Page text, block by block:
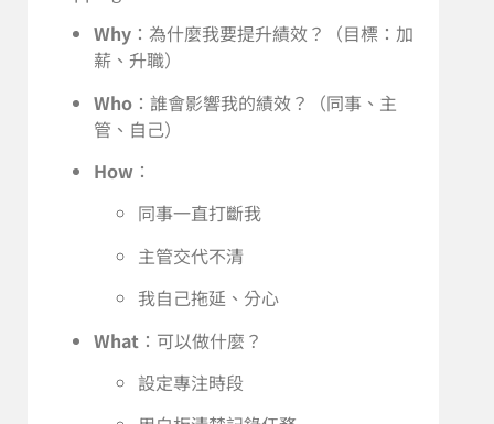
Why ：為什麼我要提升績效？（目標：加
薪、升職）
Who ：誰會影響我的績效？（同事、主
管、自己）
How ：
同事一直打斷我
主管交代不清
我自己拖延、分心
What ：可以做什麼？
設定專注時段